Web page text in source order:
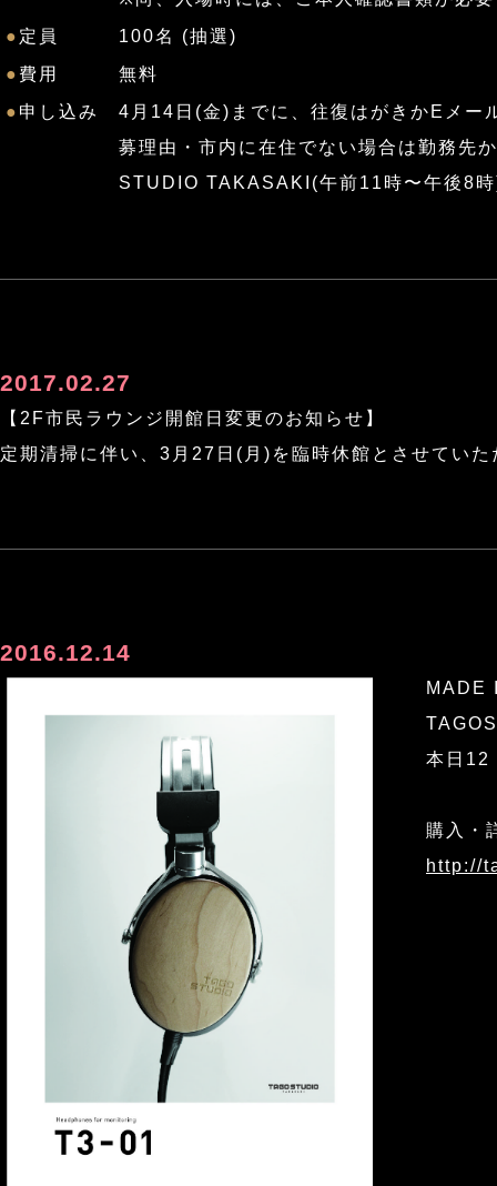
● 定員
100名 (抽選)
● 費用
無料
● 申し込み
4月14日(金)までに、往復はがきかEメー
募理由・市内に在住でない場合は勤務先
STUDIO TAKASAKI(午前11時〜午後8
2017.02.27
【2F市民ラウンジ開館日変更のお知らせ】
定期清掃に伴い、3月27日(月)を臨時休館とさせていた
2016.12.14
MADE
本日12
購入・
http://